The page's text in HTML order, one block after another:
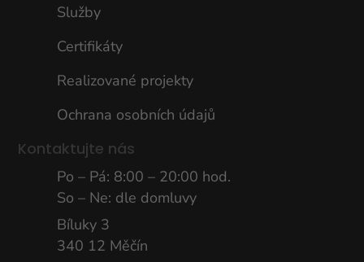
Služby
Certifikáty
Realizované projekty
Ochrana osobních údajů
Kontaktujte nás
Po – Pá: 8:00 – 20:00 hod.
So – Ne: dle domluvy
Bíluky 3
340 12 Měčín